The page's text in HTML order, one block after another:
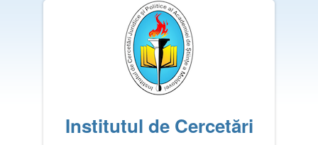
Institutul de Cercetări